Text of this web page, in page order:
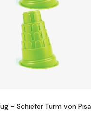
– Schiefer Turm von Pisa